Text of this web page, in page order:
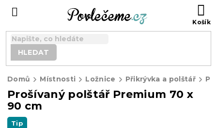
HLEDAT
Domů Místnosti Ložnice Přikrývka a polštář
Prošívaný polštář Premium 70 x
90 cm
Tip